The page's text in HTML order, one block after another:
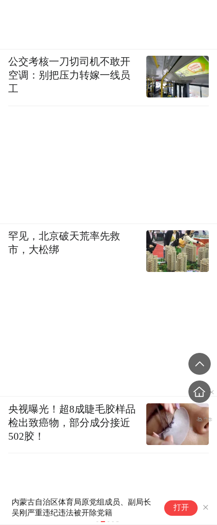
内蒙古自治区体育局原党组成员、副局长
吴刚严重违纪违法被开除党籍
【网通社快
持手机端横
打开
公交考核一刀切司机不敢开
空调：别把压力转嫁一线员
工
罕见，北京破天荒率先救
市，大松绑
央视曝光！超8成睫毛胶样品
检出致癌物，部分成分接近
502胶！